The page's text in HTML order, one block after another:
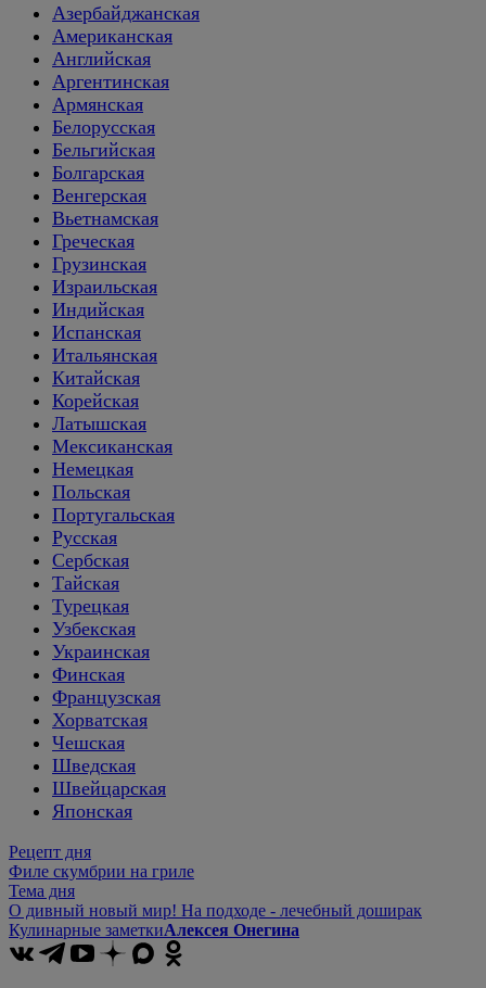
Азербайджанская
Американская
Английская
Аргентинская
Армянская
Белорусская
Бельгийская
Болгарская
Венгерская
Вьетнамская
Греческая
Грузинская
Израильская
Индийская
Испанская
Итальянская
Китайская
Корейская
Латышская
Мексиканская
Немецкая
Польская
Португальская
Русская
Сербская
Тайская
Турецкая
Узбекская
Украинская
Финская
Французская
Хорватская
Чешская
Шведская
Швейцарская
Японская
Рецепт дня
Филе скумбрии на гриле
Тема дня
О дивный новый мир! На подходе - лечебный доширак
Кулинарные заметкиАлексея Онегина